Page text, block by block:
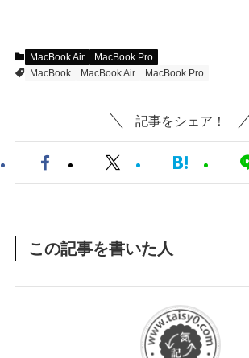
MacBook Air
MacBook Pro
MacBook
MacBook Air MacBook Pro
記事をシェア！
この記事を書いた人